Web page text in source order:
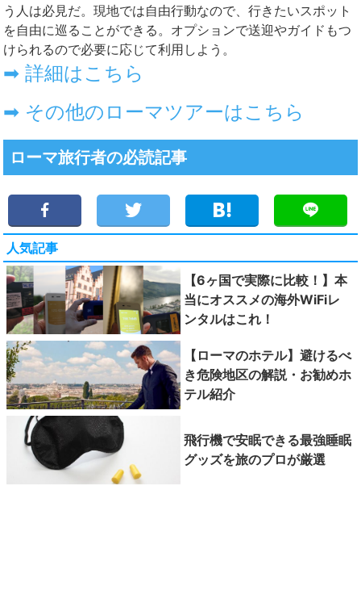
う人は必見だ。現地では自由行動なので、行きたいスポット
を自由に巡ることができる。オプションで送迎やガイドもつ
けられるので必要に応じて利用しよう。
➡ 詳細はこちら
➡ その他のローマツアーはこちら
ローマ旅行者の必読記事
人気記事
【6ヶ国で実際に比較！】本
当にオススメの海外WiFiレ
ンタルはこれ！
【ローマのホテル】避けるべ
き危険地区の解説・お勧めホ
テル紹介
飛行機で安眠できる最強睡眠
グッズを旅のプロが厳選